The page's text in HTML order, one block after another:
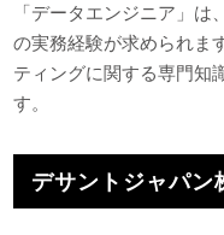
「データエンジニア」
の実務経験が求められま
ティングに関する専門知
す。
デサントジャパン